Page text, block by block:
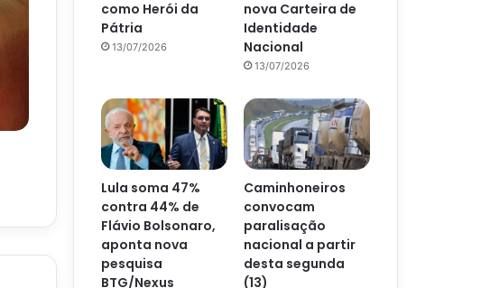
como Herói da
Pátria
13/07/2026
nova Carteira de
Identidade
Nacional
13/07/2026
Lula soma 47%
contra 44% de
Flávio Bolsonaro,
aponta nova
pesquisa
BTG/Nexus
Caminhoneiros
convocam
paralisação
nacional a partir
desta segunda
(13)